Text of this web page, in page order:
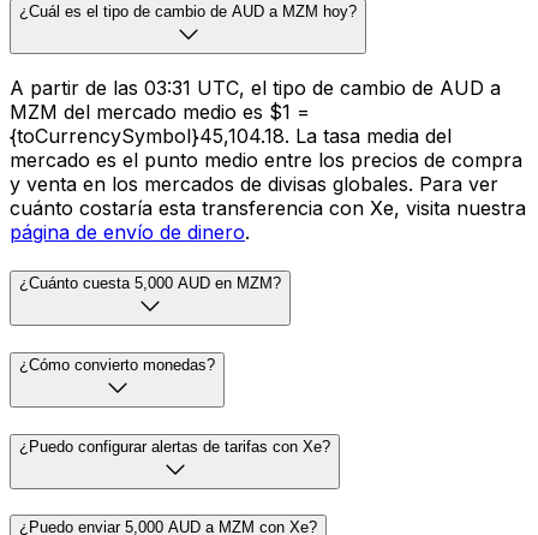
¿Cuál es el tipo de cambio de AUD a MZM hoy?
A partir de las 03:31 UTC, el tipo de cambio de AUD a
MZM del mercado medio es $1 =
{toCurrencySymbol}45,104.18. La tasa media del
mercado es el punto medio entre los precios de compra
y venta en los mercados de divisas globales. Para ver
cuánto costaría esta transferencia con Xe, visita nuestra
página de envío de dinero.
¿Cuánto cuesta 5,000 AUD en MZM?
¿Cómo convierto monedas?
¿Puedo configurar alertas de tarifas con Xe?
¿Puedo enviar 5,000 AUD a MZM con Xe?